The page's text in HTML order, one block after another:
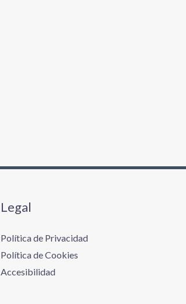
Legal
Política de Privacidad
Política de Cookies
Accesibilidad